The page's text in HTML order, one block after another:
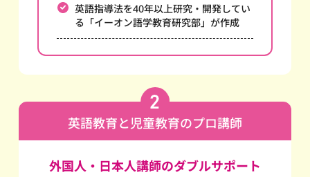
英語指導法を40年以上研究・開発してい
る 「イーオン語学教育研究部」が作成
英語教育と児童教育のプロ講師
外国人・日本人講師のダブルサポート